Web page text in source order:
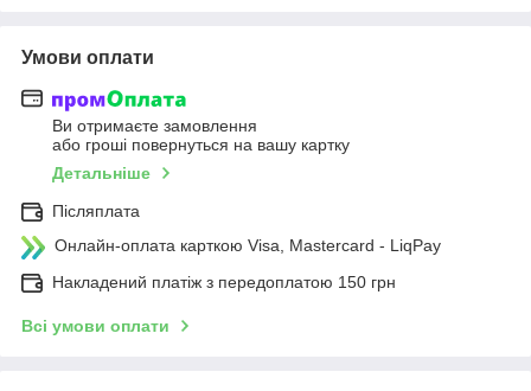
Умови оплати
Ви отримаєте замовлення
або гроші повернуться на вашу картку
Детальніше
Післяплата
Онлайн-оплата карткою Visa, Mastercard - LiqPay
Накладений платіж з передоплатою 150 грн
Всі умови оплати